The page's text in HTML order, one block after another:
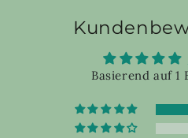
Basierend auf 1